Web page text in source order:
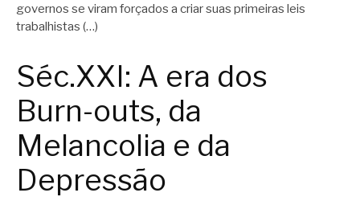
governos se viram forçados a criar suas primeiras leis
trabalhistas (…)
Séc.XXI: A era dos
Burn-outs, da
Melancolia e da
Depressão